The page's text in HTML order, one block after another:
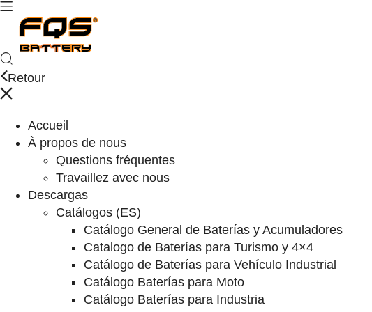
Retour
Accueil
À propos de nous
Questions fréquentes
Travaillez avec nous
Descargas
Catálogos (ES)
Catálogo General de Baterías y Acumuladores
Catalogo de Baterías para Turismo y 4×4
Catálogo de Baterías para Vehículo Industrial
Catálogo Baterías para Moto
Catálogo Baterías para Industria